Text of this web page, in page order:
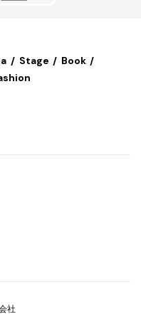
Stage
Book
社